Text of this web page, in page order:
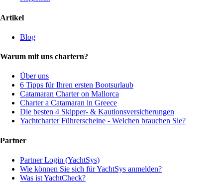
Artikel
Blog
Warum mit uns chartern?
Über uns
6 Tipps für Ihren ersten Bootsurlaub
Catamaran Charter on Mallorca
Charter a Catamaran in Greece
Die besten 4 Skipper- & Kautionsversicherungen
Yachtcharter Führerscheine - Welchen brauchen Sie?
Partner
Partner Login (YachtSys)
Wie können Sie sich für YachtSys anmelden?
Was ist YachtCheck?